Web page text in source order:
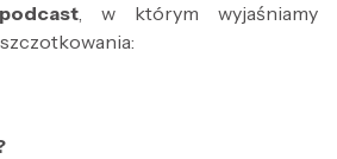
, w którym wyjaśniamy